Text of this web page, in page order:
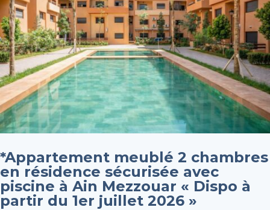
*Appartement meublé 2 chambres
en résidence sécurisée avec
piscine à Ain Mezzouar « Dispo à
partir du 1er juillet 2026 »